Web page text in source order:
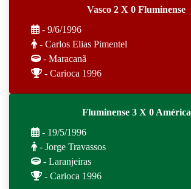
Vasco 2 X 0 Fluminense
- 9/6/1996
- Carlos Elias Pimentel
- Maracanã
- Carioca 1996
Fluminense 3 X 0 América
- 19/5/1996
- Jorge Travassos
- Laranjeiras
- Carioca 1996